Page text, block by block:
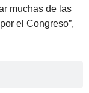
muchas de las
el Congreso”,